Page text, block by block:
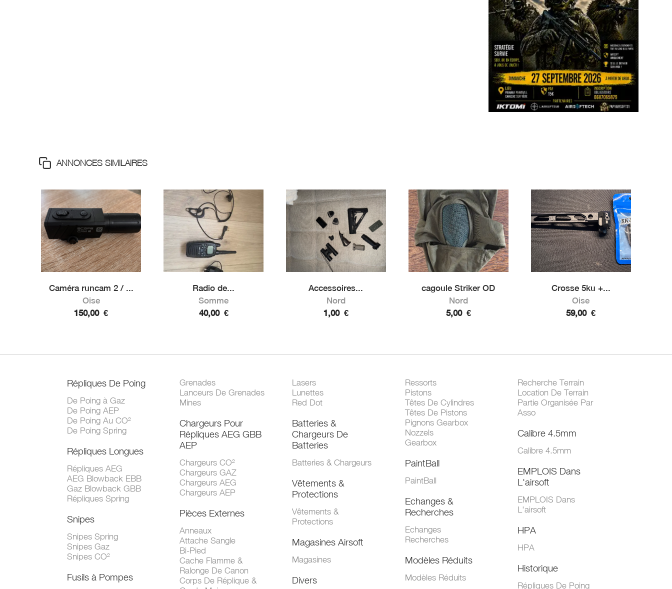
ANNONCES SIMILAIRES
Caméra runcam 2 / ...
Oise
150,00 €
Radio de...
Somme
40,00 €
Accessoires...
Nord
1,00 €
cagoule Striker OD
Nord
5,00 €
Crosse 5ku +...
Oise
59,00 €
Répliques De Poing
De Poing à Gaz
De Poing AEP
De Poing Au CO²
De Poing Spring
Répliques Longues
Répliques AEG
AEG Blowback EBB
Gaz Blowback GBB
Répliques Spring
Snipes
Snipes Spring
Snipes Gaz
Snipes CO²
Fusils à Pompes
Grenades
Lanceurs De Grenades
Mines
Chargeurs Pour
Répliques AEG GBB
AEP
Chargeurs CO²
Chargeurs GAZ
Chargeurs AEG
Chargeurs AEP
Pièces Externes
Anneaux
Attache Sangle
Bi-Pied
Cache Flamme &
Ralonge De Canon
Corps De Réplique &
Lasers
Lunettes
Red Dot
Batteries &
Chargeurs De
Batteries
Batteries & Chargeurs
Vêtements &
Protections
Vêtements &
Protections
Magasines Airsoft
Magasines
Divers
Ressorts
Pistons
Têtes De Cylindres
Têtes De Pistons
Pignons Gearbox
Nozzels
Gearbox
PaintBall
PaintBall
Echanges &
Recherches
Echanges
Recherches
Modèles Réduits
Modèles Réduits
Recherche Terrain
Location De Terrain
Partie Organisée Par
Asso
Calibre 4.5mm
Calibre 4.5mm
EMPLOIS Dans
L'airsoft
EMPLOIS Dans
L'airsoft
HPA
HPA
Historique
Répliques De Poing